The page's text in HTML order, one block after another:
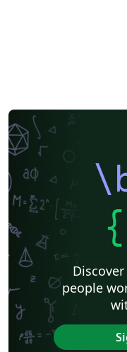
{
people